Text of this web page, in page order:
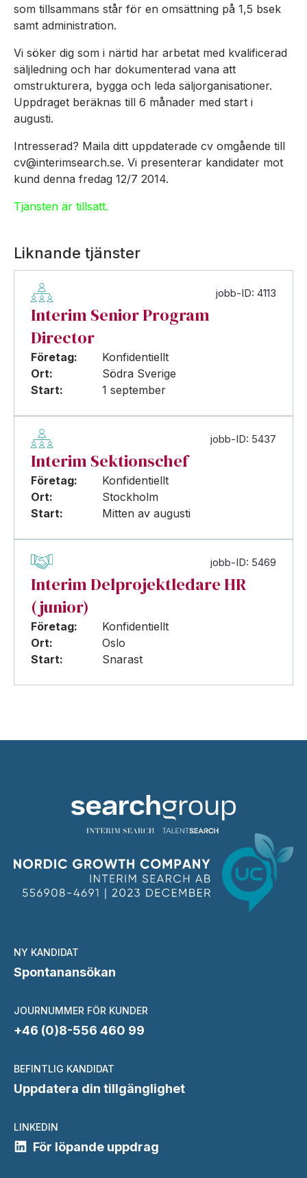
som tillsammans står för en omsättning på 1,5 bsek
samt administration.
Vi söker dig som i närtid har arbetat med kvalificerad
säljledning och har dokumenterad vana att
omstrukturera, bygga och leda säljorganisationer.
Uppdraget beräknas till 6 månader med start i
augusti.
Intresserad? Maila ditt uppdaterade cv omgående till
cv@interimsearch.se. Vi presenterar kandidater mot
kund denna fredag 12/7 2014.
Tjänsten är tillsatt.
Liknande tjänster
jobb-ID: 4113
Interim Senior Program
Director
Företag:
Konfidentiellt
Ort:
Södra Sverige
Start:
1 september
jobb-ID: 5437
Interim Sektionschef
Företag:
Konfidentiellt
Ort:
Stockholm
Start:
Mitten av augusti
jobb-ID: 5469
Interim Delprojektledare HR
(junior)
Företag:
Konfidentiellt
Ort:
Oslo
Start:
Snarast
NY KANDIDAT
Spontanansökan
JOURNUMMER FÖR KUNDER
+46 (0)8-556 460 99
BEFINTLIG KANDIDAT
Uppdatera din tillgänglighet
LINKEDIN
För löpande uppdrag